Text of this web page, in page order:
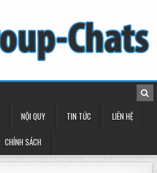
NỘI QUY TIN TỨC LIÊN HỆ
CHÍNH SÁCH